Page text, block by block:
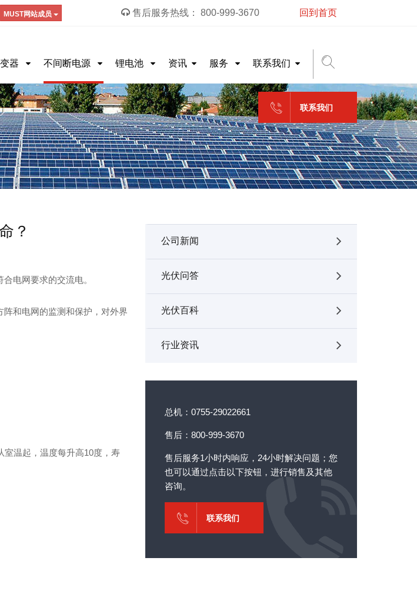
售后服务热线： 800-999-3670 回到首页
MUST网站成员
器 不间断电源 锂电池 资讯 服务 联系我们
联系我们
？
电网要求的交流电。
和电网的监测和保护，对外界
室温起，温度每升高10度，寿
公司新闻
光伏问答
光伏百科
行业资讯
总机：0755-29022661
售后：800-999-3670
售后服务1小时内响应，24小时解决问题；您
也可以通过点击以下按钮，进行销售及其他
咨询。
联系我们